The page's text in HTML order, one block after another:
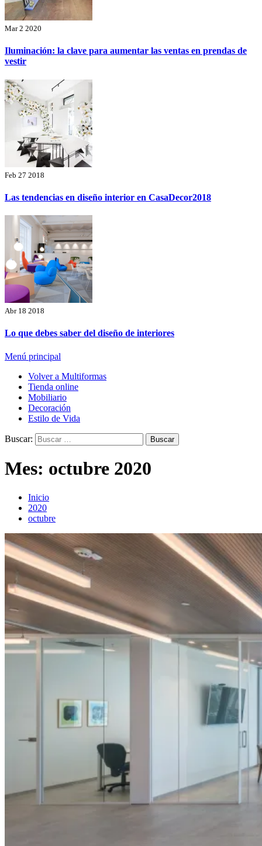
Mar 2 2020
Iluminación: la clave para aumentar las ventas en prendas de
vestir
Feb 27 2018
Las tendencias en diseño interior en CasaDecor2018
Abr 18 2018
Lo que debes saber del diseño de interiores
Menú principal
Volver a Multiformas
Tienda online
Mobiliario
Decoración
Estilo de Vida
Buscar:
Mes: octubre 2020
Inicio
2020
octubre